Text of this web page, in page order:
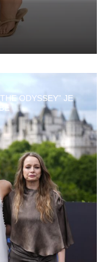
ODYSSEY” JE